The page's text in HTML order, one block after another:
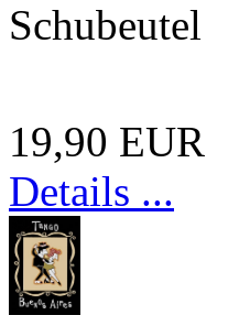
Schubeutel
19,90 EUR
Details ...